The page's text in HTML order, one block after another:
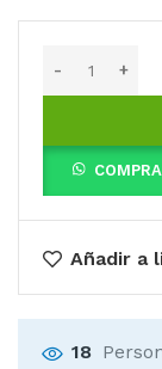
Añadir a
18